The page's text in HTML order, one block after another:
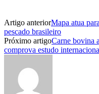
Artigo anteriorMapa atua
pescado brasileiro
Próximo artigoCarne bovina
comprova estudo